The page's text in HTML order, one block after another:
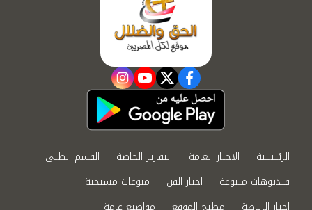
facebook
twitter
youtube
instagram
الرئيسية الاخبار العامة التقارير الخاصة
القسم الطبي
فيديوهات متنوعة
اخبار الفن
منوعات مسيحية